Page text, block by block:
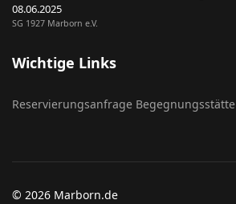
08.06.2025
SG 1927 Marborn e.V.
Wichtige Links
Reservierungsanfrage Begegnungsstätte
© 2026 Marborn.de